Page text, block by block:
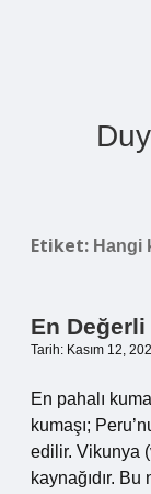
Etiket: Hangi
En
Tarih: Kasım 12,
En pahalı
kumaşı;
edilir. Vikunya
kaynağıdır.